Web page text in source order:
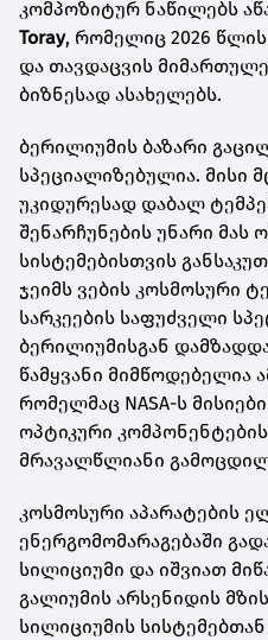
კომპოზიტურ ნაწილებს
Toray, რომელიც 2026
და თავდაცვის
ბიზნესად ასახელებს.
ბერილიუმის ბაზარი
სპეციალიზებულია. მისი
უკიდურესად დაბალ
შენარჩუნების უნარი მას
სისტემებისთვის
ჯეიმს ვების კოსმოსური
სარკეების საფუძველი
ბერილიუმისგან
წამყვანი მიმწოდებელია
რომელმაც NASA-ს
ოპტიკური
მრავალწლიანი
კოსმოსური აპარატების
ენერგომომარაგებაში
სილიციუმი და იშვიათ
გალიუმის არსენიდის
სილიციუმის